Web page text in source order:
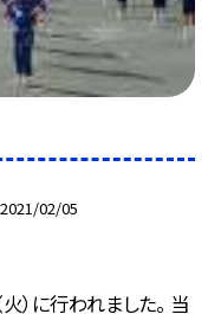
2021/02/05
）に行われました。 当